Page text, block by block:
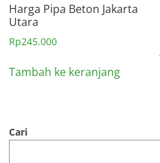
Harga Pipa Beton Jakarta
Utara
Rp245.000
Tambah ke keranjang
Cari